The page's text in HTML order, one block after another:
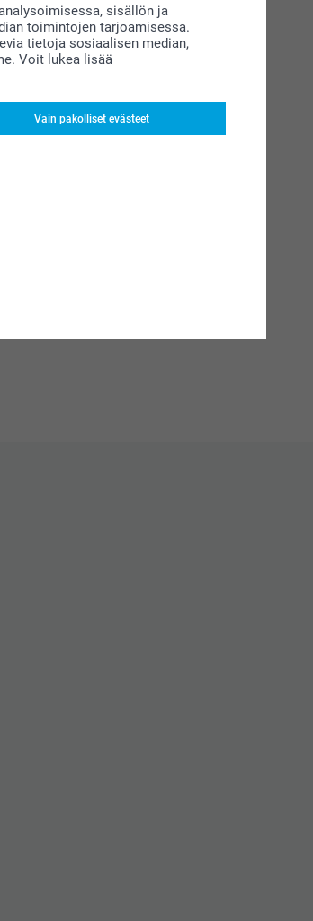
sisällön ja
toimintojen tarjoamisessa.
tietoja sosiaalisen median,
Voit lukea lisää
Vain pakolliset evästeet